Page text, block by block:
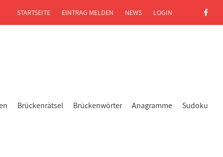
Brückenrätsel Brückenwörter Anagramme Sudoku
STARTSEITE EINTRAG MELDEN NEWS LOGIN